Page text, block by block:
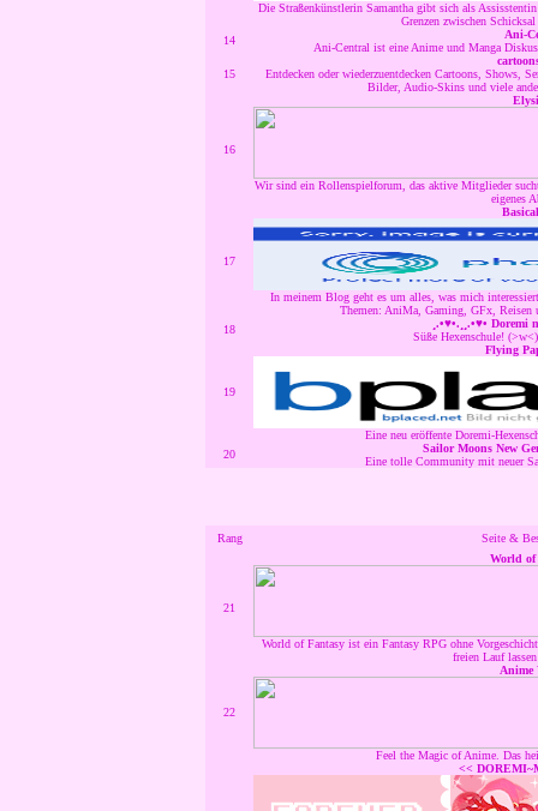
Die Straßenkünstlerin Samantha gibt sich als
Grenzen zwischen
14
Ani-
Ani-Central ist eine Anime und Manga
15
Entdecken oder wiederzuentdecken Cartoons, Shows,
Bilder, Audio-Skins und viele
16
Wir sind ein Rollenspielforum, das aktive Mitglieder
eigenes
17
In meinem Blog geht es um alles, was mich
Themen: AniMa, Gaming, GFx, Reisen
18
¸.•♥•.¸¸.•♥• Doremi
Süße Hexenschule!
19
Flying
Eine neu eröffente Doremi-
20
Sailor Moons New
Eine tolle Community mit neuer
Rang Seite &
21
World of
World of Fantasy ist ein Fantasy RPG ohne
freien Lauf
22
Anime
Feel the Magic of Anime. Das
<<